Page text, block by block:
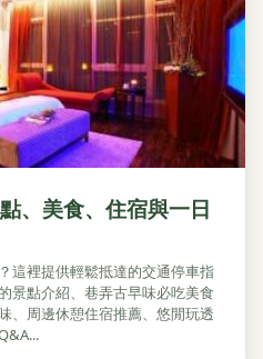
、美食、住宿與一日
這裡提供輕鬆抵達的交通停車指
景點介紹、巷弄古早味必吃美食
、周邊休憩住宿推薦、悠閒玩透